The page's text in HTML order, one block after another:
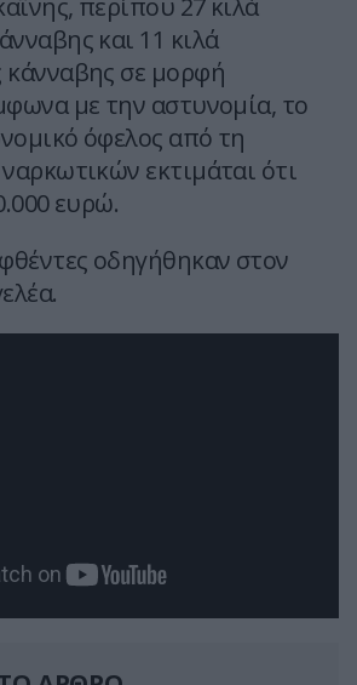
περίπου 27 κιλά
και 11 κιλά
κάνναβης σε μορφή
με την αστυνομία, το
όφελος από τη
εκτιμάται ότι
ευρώ.
οδηγήθηκαν στον